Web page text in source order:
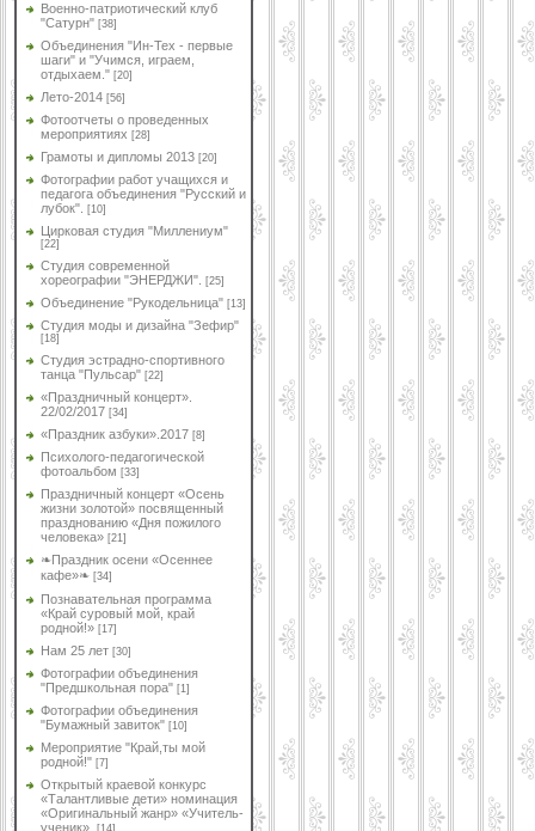
Военно-патриотический клуб
"Сатурн" [38]
Объединения "Ин-Тех - первые
шаги" и "Учимся, играем,
отдыхаем." [20]
Лето-2014 [56]
Фотоотчеты о проведенных
мероприятиях [28]
Грамоты и дипломы 2013 [20]
Фотографии работ учащихся и
педагога объединения "Русский и
лубок".
[10]
Цирковая студия "Миллениум"
[22]
Студия современной
хореографии "ЭНЕРДЖИ".
[25]
Объединение "Рукодельница" [13]
Студия моды и дизайна "Зефир"
[18]
Студия эстрадно-спортивного
танца "Пульсар" [22]
«Праздничный концерт».
22/02/2017 [34]
«Праздник азбуки».2017 [8]
Психолого-педагогической
фотоальбом [33]
Праздничный концерт «Осень
жизни золотой» посвященный
празднованию «Дня пожилого
человека» [21]
❧Праздник осени «Осеннее
кафе»❧ [34]
Познавательная программа
«Край суровый мой, край
родной!» [17]
Нам 25 лет [30]
Фотографии объединения
"Предшкольная пора" [1]
Фотографии объединения
"Бумажный завиток" [10]
Мероприятие "Край,ты мой
родной!" [7]
Открытый краевой конкурс
«Талантливые дети» номинация
«Оригинальный жанр» «Учитель-
ученик».
[14]